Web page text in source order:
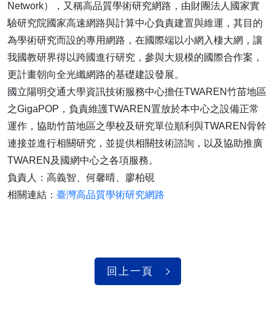
Network），又稱高品質學術研究網路，由財團法人國家實
驗研究院國家高速網路與計算中心負責建置與維運，其目的
為學術研究而設的專用網路，在國際端以小網入棲大網，讓
我國教研界得以跨國進行研究，參與大規模的國際合作案，
更計畫朝向全光纖網路的基礎建設發展。
國立陽明交通大學資訊技術服務中心擔任TWAREN竹苗地區
之GigaPOP，負責維護TWAREN置放於本中心之設備正常
運作，協助竹苗地區之學校及研究單位順利與TWAREN骨幹
連接並進行相關研究，並提供相關技術諮詢，以及協助推廣
TWAREN及國網中心之各項服務。
負責人：高義智、何馨晴、廖柏硯
相關連結： 臺灣高品質學術研究網路
回上一頁